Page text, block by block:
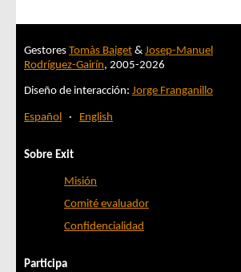
Gestores Tomàs Baiget & Josep-Manuel
Rodríguez-Gairín, 2005-2026
Diseño de interacción: Jorge Franganillo
Español · English
Sobre Exit
Misión
Comité evaluador
Confidencialidad
Participa